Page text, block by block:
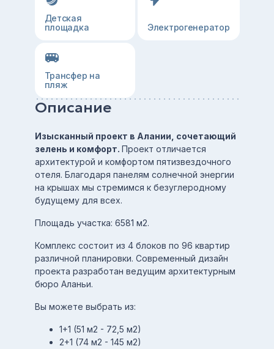
Детская
площадка
Электрогенератор
Трансфер на
пляж
Описание
Изысканный проект в Алании, сочетающий
зелень и комфорт. Проект отличается
архитектурой и комфортом пятизвездочного
отеля. Благодаря панелям солнечной энергии
на крышах мы стремимся к безуглеродному
будущему для всех.
Площадь участка: 6581 м2.
Комплекс состоит из 4 блоков по 96 квартир
различной планировки. Современный дизайн
проекта разработан ведущим архитектурным
бюро Аланьи.
Вы можете выбрать из:
1+1 (51 м2 - 72,5 м2)
2+1 (74 м2 - 145 м2)